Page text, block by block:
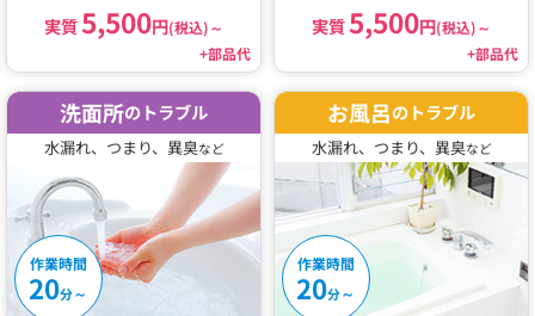
実質5,500円(税込)～
+部品代
実質5,500円(税込)～
+部品代
洗面所のトラブル
水漏れ、つまり、異臭など
作業時間
20分～
お風呂のトラブル
水漏れ、つまり、異臭など
作業時間
20分～